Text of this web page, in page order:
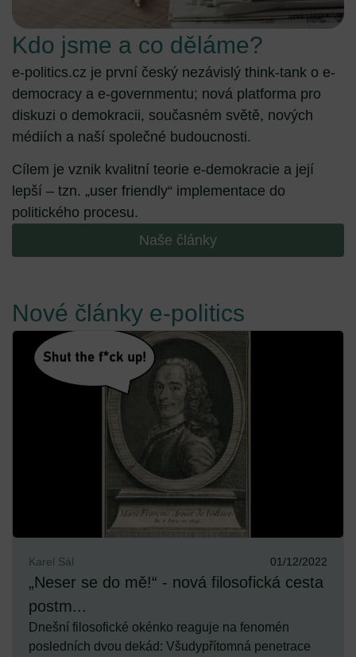
Kdo jsme a co děláme?
e-politics.cz je první český nezávislý think-tank o e-
democracy a e-governmentu; nová platforma pro
diskuzi o demokracii, současném světě, nových
médiích a naší společné budoucnosti.
Cílem je vznik kvalitní teorie e-demokracie a její
lepší – tzn. „user friendly“ implementace do
politického procesu.
Naše články
Nové články e-politics
Karel Sál 01/12/2022
„Neser se do mě!“ - nová filosofická cesta
postm...
Dnešní filosofické okénko reaguje na fenomén
posledních dvou dekád: Všudypřítomná penetrace